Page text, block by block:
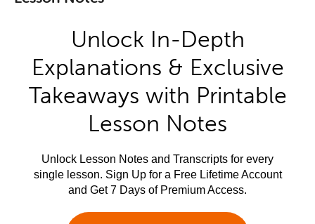
Unlock In-Depth
Explanations & Exclusive
Takeaways with Printable
Lesson Notes
Unlock Lesson Notes and Transcripts for every
single lesson. Sign Up for a Free Lifetime Account
and Get 7 Days of Premium Access.